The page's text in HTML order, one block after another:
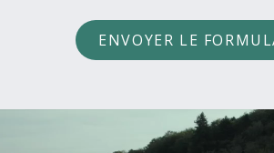
ENVOYER LE